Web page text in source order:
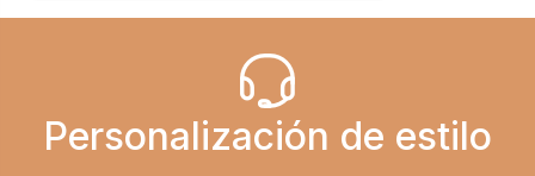
Personalización de estilo